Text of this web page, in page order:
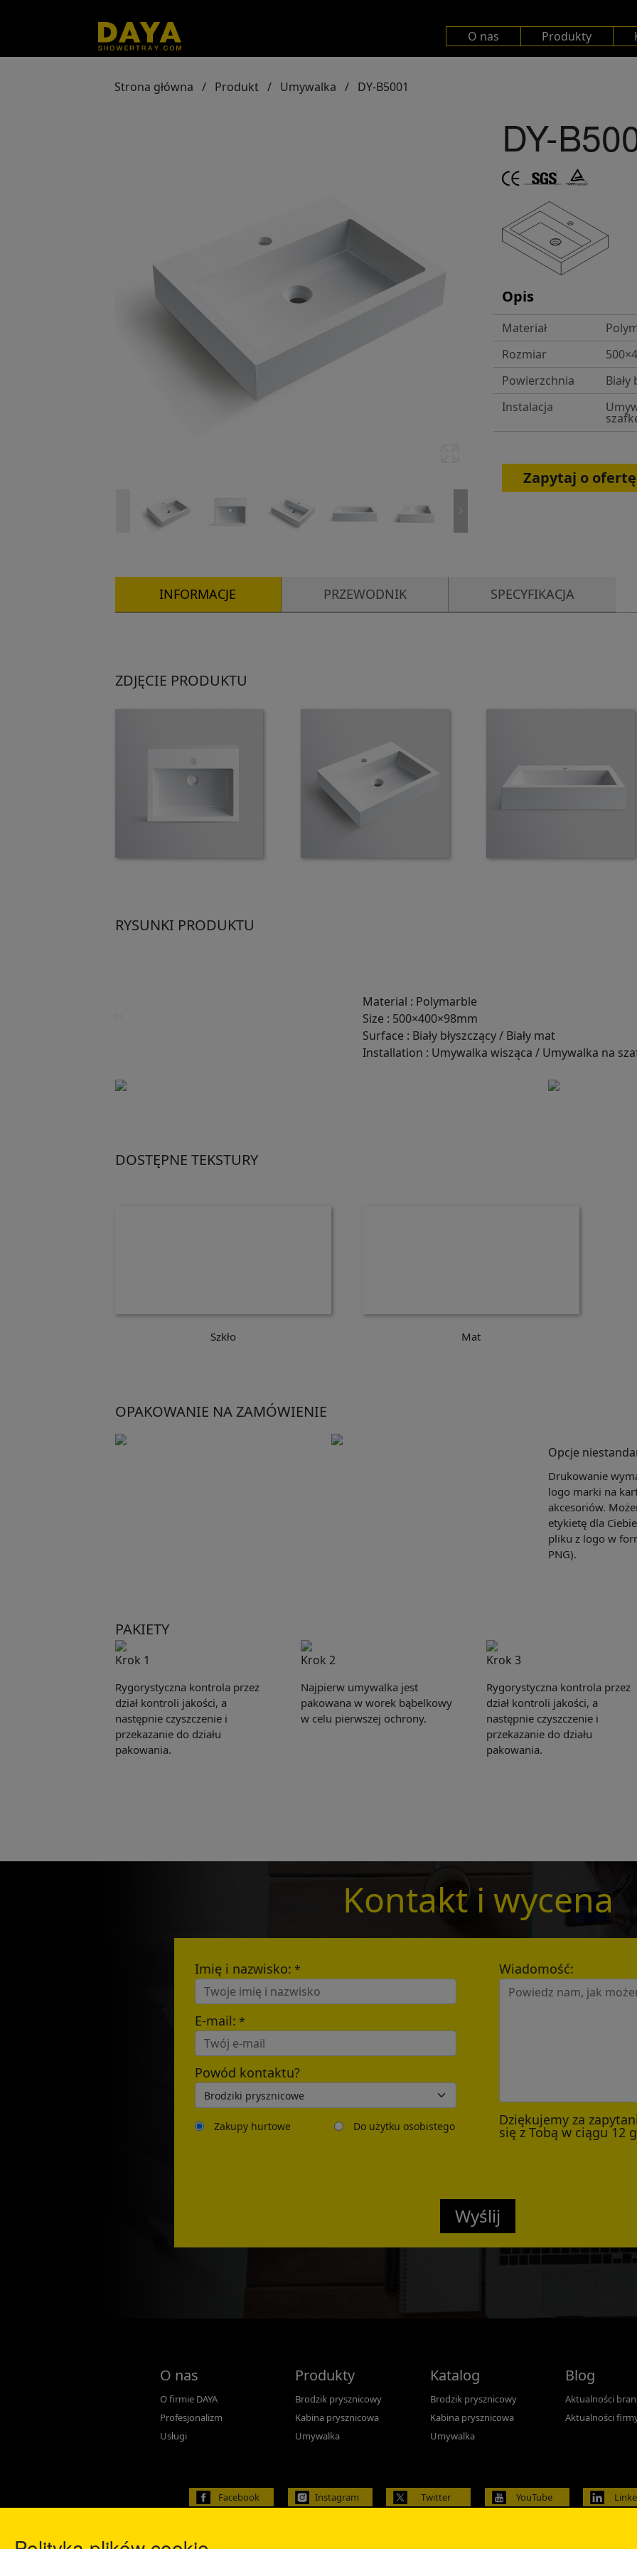
O nas Produkty
Strona główna / Produkt / Umywalka / DY-B5001
DY-
Opis
Materiał
Rozmiar
Powierzchnia
Biały
Instalacja
Zapytaj o ofertę
INFORMACJE PRZEWODNIK SPECYFIKACJA
ZDJĘCIE PRODUKTU
RYSUNKI PRODUKTU
Material : Polymarble
Size : 500×400×98mm
Surface : Biały błyszczący / Biały mat
Installation : Umywalka wisząca / Umywalka na
DOSTĘPNE TEKSTURY
Szkło Mat
OPAKOWANIE NA ZAMÓWIENIE
Opcje
Drukowanie
logo marki na
akcesoriów.
etykietę dla
pliku z logo w
PNG).
PAKIETY
Krok 1
Rygorystyczna kontrola przez
dział kontroli jakości, a
następnie czyszczenie i
przekazanie do działu
pakowania.
Krok 2
Najpierw umywalka jest
pakowana w worek bąbelkowy
w celu pierwszej ochrony.
Krok 3
Rygorystyczna kontrola przez
dział kontroli jakości, a
następnie czyszczenie i
przekazanie do działu
pakowania.
Get Catalogue
Confirmed
Kontakt i wycena
Imię i nazwisko: *
E-mail: *
Powód kontaktu?
Zakupy hurtowe Do użytku osobistego
Wiadomość:
Dziękujemy za
się z Tobą w ciągu 12
Wyślij
O nas
O firmie DAYA
Profesjonalizm
Usługi
Produkty
Brodzik prysznicowy
Kabina prysznicowa
Umywalka
Katalog
Brodzik prysznicowy
Kabina prysznicowa
Umywalka
Blog
Aktualności
Aktualności
Facebook Instagram Twitter YouTube